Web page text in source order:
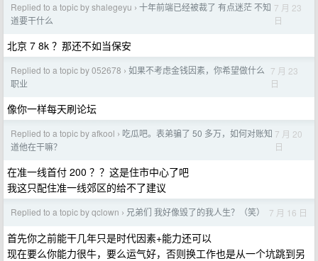
Replied to a topic by shalegeyu › 十年前端已经被裁了 有点迷茫 不知
道要干什么
7 月 23
日
北京 7 8k ？那还不如当保安
Replied to a topic by 052678 › 如果不考虑金钱因素，你希望做什么
职业
7 月 23
日
像你一样每天刷论坛
Replied to a topic by afkool › 吃瓜吧。表弟骗了 50 多万，如何对账知
道他在干嘛？
7 月 20
日
在准一线首付 200 ？？这是住市中心了吧
我这只配住准一线郊区的给不了建议
Replied to a topic by qclown › 兄弟们 我好像毁了的我人生？（笑） 7 月 16 日
首先你之前能干几年只是时代因素+能力还可以
现在要么你能力很牛，要么运气好，否则换工作也是从一个坑跳到另